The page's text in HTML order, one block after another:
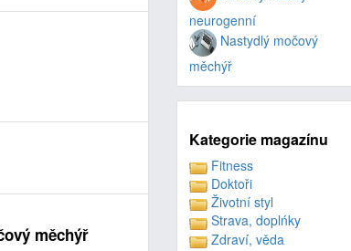
měchýř
neurogenní
Nastydlý močový
měchýř
Kategorie magazínu
Fitness
Doktoři
Životní styl
Strava, doplńky
Zdraví, věda